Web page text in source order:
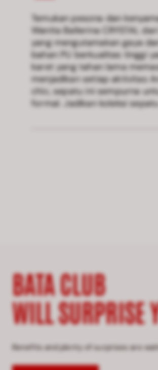
Temukan pesona dan
Wanita Ballerina CRYSTAL
yang mengutamakan gaya
bahan PU berkualitas tinggi
karet yang tahan lama
menjadikan setiap aktivitas
chic, sepatu ini sempurna
formal. Jadikan koleksi
BATA CLUB
WILL SURPRISE
Benefits and plenty of surprises are